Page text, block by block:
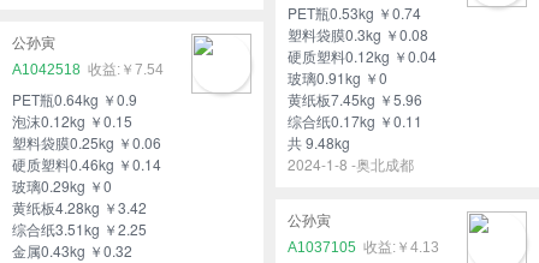
PET瓶0.53kg ￥0.74
塑料袋膜0.3kg ￥0.08
硬质塑料0.12kg ￥0.04
玻璃0.91kg ￥0
黄纸板7.45kg ￥5.96
综合纸0.17kg ￥0.11
共 9.48kg
2024-1-8 -奥北成都
公孙寅
A1042518
￥7.54
PET瓶0.64kg ￥0.9
泡沫0.12kg ￥0.15
塑料袋膜0.25kg ￥0.06
硬质塑料0.46kg ￥0.14
玻璃0.29kg ￥0
黄纸板4.28kg ￥3.42
综合纸3.51kg ￥2.25
金属0.43kg ￥0.32
公孙寅
A1037105
￥4.13